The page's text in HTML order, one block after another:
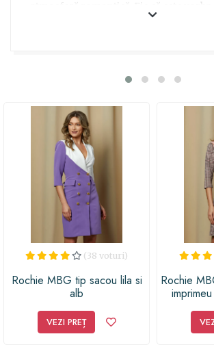
atmosferă romantică. Fie că este vorba
și rafinamentul acestei rochii nu vor
purta. Poartă-o cu încredere și bucură-
memorabilă și de complimentele pe
(38 voturi)
Rochie MBG tip sacou lila si
alb
VEZI PREȚ
Rochie